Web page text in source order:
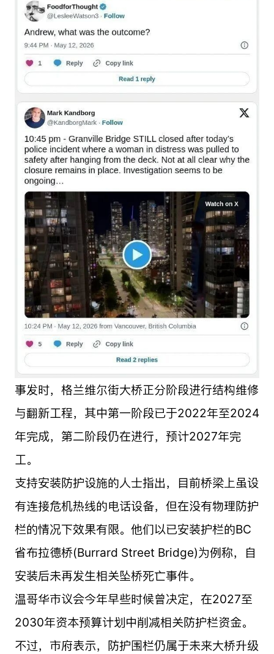
事发时，格兰维尔街大桥正分阶段进行结构维修
与翻新工程，其中第一阶段已于2022年至2024
年完成，第二阶段仍在进行，预计2027年完
工。
支持安装防护设施的人士指出，目前桥梁上虽设
有连接危机热线的电话设备，但在没有物理防护
栏的情况下效果有限。他们以已安装护栏的BC
省布拉德桥(Burrard Street Bridge)为例称，自
安装后未再发生相关坠桥死亡事件。
温哥华市议会今年早些时候曾决定，在2027至
2030年资本预算计划中削减相关防护栏资金。
不过，市府表示，防护围栏仍属于未来大桥升级